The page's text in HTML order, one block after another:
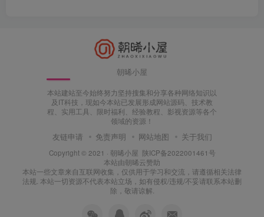
朝晞小屋
本站建站至今始终努力坚持搜集和分享各种网络知识以
及IT科技，现如今本站已发展形成网站源码、技术教
程、实用工具、限时福利、经验教程、影视资源等各个
领域的资源！
友链申请 免责声明 网站地图 关于我们
Copyright © 2021 · 朝晞小屋 陕ICP备2022001461号
本站由朝晞云赞助
本站一些文章来自互联网收集，仅供用于学习和交流，请遵循相关法律
法规. 本站一切资源不代表本站立场，如有侵权/违规/不妥请联系本站删
除，敬请谅解.